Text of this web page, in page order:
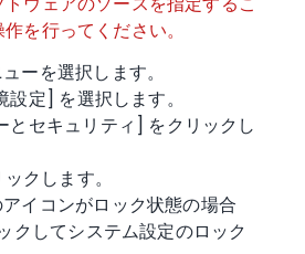
を行ってください。
ーを選択します。
設定] を選択します。
とセキュリティ] をクリックし
クします。
イコンがロック状態の場合
クしてシステム設定のロック